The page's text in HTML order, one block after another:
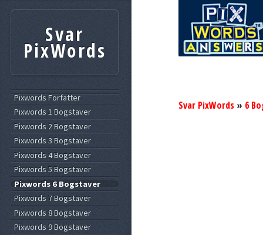
Svar PixWords » 6
Svar
PixWords
Pixwords Forfatter
Pixwords 1 Bogstaver
Pixwords 2 Bogstaver
Pixwords 3 Bogstaver
Pixwords 4 Bogstaver
Pixwords 5 Bogstaver
Pixwords 6 Bogstaver
Pixwords 7 Bogstaver
Pixwords 8 Bogstaver
Pixwords 9 Bogstaver